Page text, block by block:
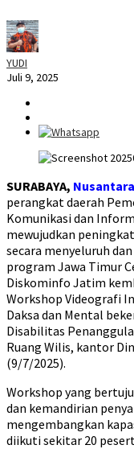
YUDI
Juli 9, 2025
SURABAYA,
perangkat daerah
Komunikasi dan
mewujudkan
secara menyeluruh
program Jawa Timur
Diskominfo Jatim
Workshop Videografi
Daksa dan Mental
Disabilitas
Ruang Wilis, kantor
(9/7/2025).
Workshop yang
dan kemandirian
mengembangkan
diikuti sekitar 20